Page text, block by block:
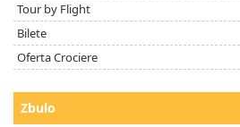
Tour by Flight
Bilete
Oferta Crociere
Zbulo